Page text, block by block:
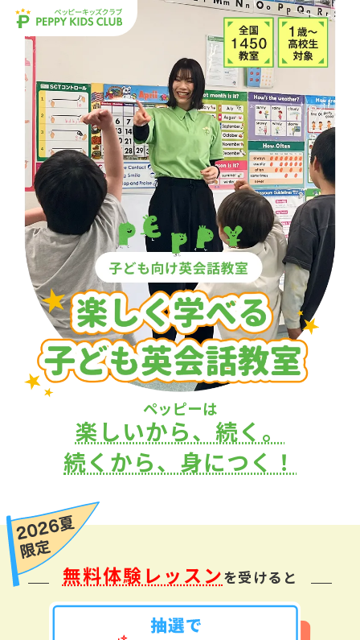
ペッピーは
楽しいから、続く。
続くから、身につく！
無料体験レッスンを受けると